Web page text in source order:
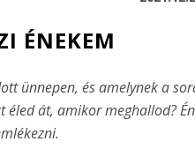
ÉNEKEM
ünnepen, és amelynek a
éled át, amikor meghallod? Én